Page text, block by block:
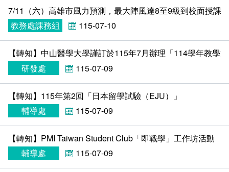
歷史訊息
新聞媒體專區
校園行事曆
報名系統
線上報名
線上報名查詢
環境設備
活動花絮
影音資訊
教務處課務組
學習指導中心
輔導處
研發處
秘書處事務組
秘書處出納組
法律學系
大眾傳播學系
外國語文學系
文化藝術學系
科技管理學系
健康管理與促進學系
資訊相關法規
新生報名
在學資訊
校務系統
課程大綱
網路選課
網路教學 3.0 (111-2學期啟用)
校園行事曆
校內系統
資訊服務線上報修系統
消耗品申請
會計預警及請購系統
教室‧會議室預約系統
問卷調查
法令規章
書表下載
政府公開資訊
字
7/11（六）高雄市風力預測，最大陣風達8至9級到校面授課
教務處課務組
115-07-10
【轉知】中山醫學大學謹訂於115年7月辦理「114學年教
研發處
115-07-09
【轉知】115年第2回「日本留學試驗（EJU）」
輔導處
115-07-09
【轉知】PMI Taiwan Student Club「即戰學」工作坊活動
輔導處
115-07-09